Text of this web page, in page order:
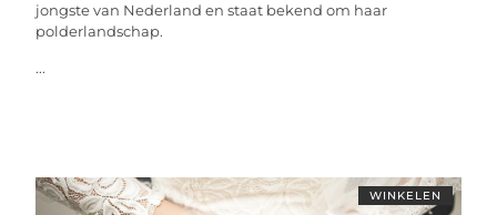
jongste van Nederland en staat bekend om haar
polderlandschap.
...
WINKELEN